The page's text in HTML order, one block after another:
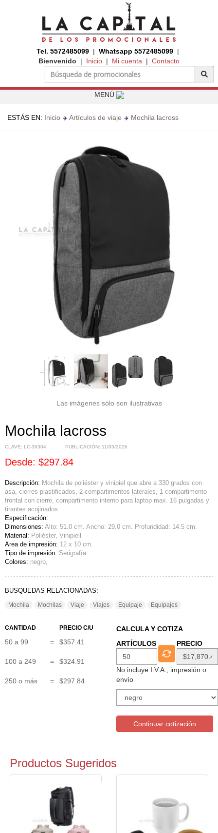
Tel. 5572485099 |Whatsapp 5572485099 |
Bienvenido | Inicio| Mi cuenta | Contacto
MENÚ
ESTÁS EN: Inicio Artículos de viaje Mochila lacross
Las imágenes sólo son ilustrativas
Mochila lacross
CLAVE: LC-36304 PUBLICACIÓN: 11/05/2026
Desde: $297.84
Descripción: Mochila de poliéster y vinipiel que abre a 330 grados con
asa, cierres plastificados, 2 compartimentos laterales, 1 compartimento
frontal con cierre, compartimento interno para laptop max. 16 pulgadas y
tirantes acojinados.
Especificación:
Dimensiones: Alto: 51.0 cm. Ancho: 29.0 cm. Profundidad: 14.5 cm.
Material: Poliéster, Vinipiell
Area de impresión: 12 x 10 cm.
Tipo de impresión: Serigrafía
Colores: negro,
BUSQUEDAS RELACIONADAS:
Mochila Mochilas Viaje Viajes Equipaje Equipajes
CANTIDAD PRECIO C/U
50 a 99 = $357.41
100 a 249 = $324.91
250 o más = $297.84
CALCULA Y COTIZA
ARTÍCULOS
PRECIO
No incluye I.V.A., impresión o
envío
Continuar cotización
Productos Sugeridos